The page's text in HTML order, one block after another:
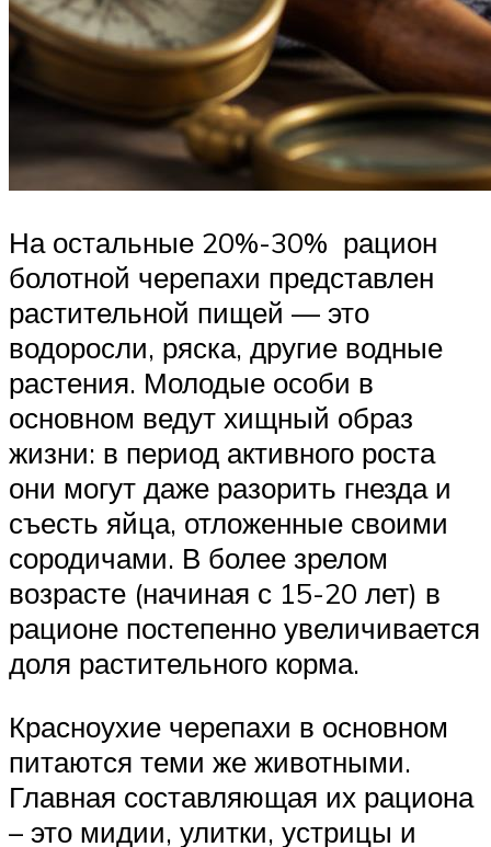
На остальные 20%-30% рацион
болотной черепахи представлен
растительной пищей — это
водоросли, ряска, другие водные
растения. Молодые особи в
основном ведут хищный образ
жизни: в период активного роста
они могут даже разорить гнезда и
съесть яйца, отложенные своими
сородичами. В более зрелом
возрасте (начиная с 15-20 лет) в
рационе постепенно увеличивается
доля растительного корма.
Красноухие черепахи в основном
питаются теми же животными.
Главная составляющая их рациона
– это мидии, улитки, устрицы и